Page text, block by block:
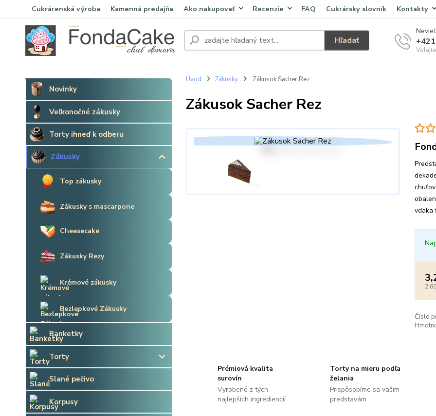
Cukrárenská výroba Kamenná predajňa Ako nakupovať Recenzie FAQ Cukrársky slovník Kontakty
Hľadať
Novinky
Veľkonočné zákusky
Torty ihneď k odberu
Zákusky
Top zákusky
Zákusky s mascarpone
Cheesecake
Zákusky Rezy
Krémové zákusky
Bezlepkové Zákusky
Banketky
Torty
Slané pečivo
Korpusy
Úvod Zákusky Zákusok Sacher Rez
Zákusok Sacher Rez
vďaka
Číslo
Prémiová kvalita
surovín
Vyrobené z tých
najlepších ingrediencií
Torty na mieru podľa
želania
Prispôsobíme sa vašim
predstavám